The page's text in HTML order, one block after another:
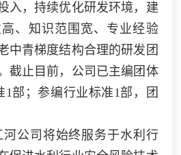
入，持续优化研发环境，建
、知识范围宽、专业经验
中青梯度结构合理的研发团
截止目前，公司已主编团体
1部 ； 参编行业标准1部，团
河公司将始终服务于水利行